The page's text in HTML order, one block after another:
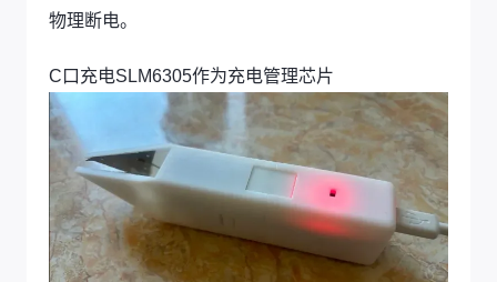
物理断电。
C口充电SLM6305作为充电管理芯片